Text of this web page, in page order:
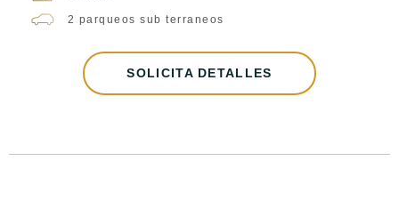
2 parqueos sub terraneos
SOLICITA DETALLES